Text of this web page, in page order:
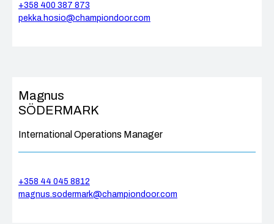
+358 400 387 873
pekka.hosio@championdoor.com
Magnus
SÖDERMARK
International Operations Manager
+358 44 045 8812
magnus.sodermark@championdoor.com